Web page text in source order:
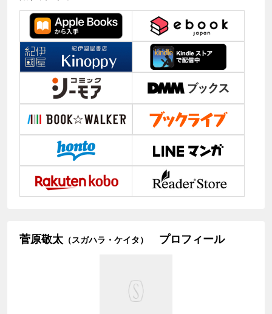
菅原敬太 （スガハラ・ケイタ） プロフィール